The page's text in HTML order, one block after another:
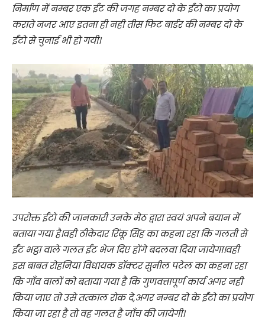
निर्माण में नम्बर एक ईंट की जगह नम्बर दो के ईंटो का प्रयोग
कराते नजर आए इतना ही नही तीस फिट बार्डर की नम्बर दो के
ईंटो से चुनाई भी हो गयी।
उपरोक्त ईंटो की जानकारी उनके मेठ द्वारा स्वयं अपने बयान में
बताया गया है।वही ठीकेदार रिंकू सिंह का कहना रहा कि गलती से
ईंट भट्ठा वाले गलत ईंट भेज दिए होंगे बदलवा दिया जायेगा।वही
इस बाबत रोहनिया विधायक डॉक्टर सुनील पटेल का कहना रहा
कि गाँव वालों को बताया गया है कि गुणवत्तापूर्ण कार्य अगर नही
किया जाए तो उसे तत्काल रोक दे,अगर नम्बर दो के ईंटो का प्रयोग
किया जा रहा है तो वह गलत है जाँच की जायेगी।